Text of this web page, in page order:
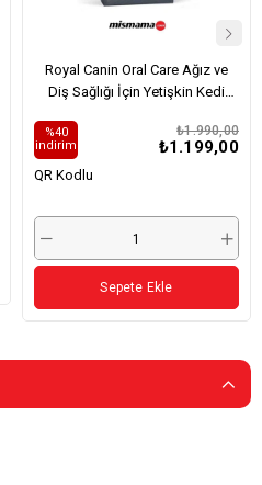
Royal Canin Oral Care Ağız ve
Diş Sağlığı İçin Yetişkin Kedi
₺1.199,00
₺1.990,00
%40
i̇ndirim
QR Kodlu
Sepete Ekle